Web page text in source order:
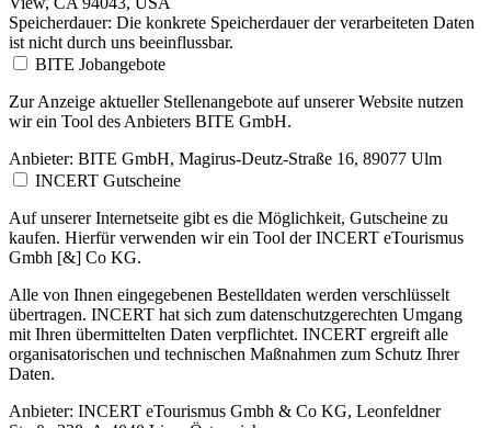
Speicherdauer: Die konkrete Speicherdauer der verarbeiteten Daten
ist nicht durch uns beeinflussbar.
BITE Jobangebote
Zur Anzeige aktueller Stellenangebote auf unserer Website nutzen
wir ein Tool des Anbieters BITE GmbH.
Anbieter: BITE GmbH, Magirus-Deutz-Straße 16, 89077 Ulm
INCERT Gutscheine
Auf unserer Internetseite gibt es die Möglichkeit, Gutscheine zu
kaufen. Hierfür verwenden wir ein Tool der INCERT eTourismus
Gmbh [&] Co KG.
Alle von Ihnen eingegebenen Bestelldaten werden verschlüsselt
übertragen. INCERT hat sich zum datenschutzgerechten Umgang
mit Ihren übermittelten Daten verpflichtet. INCERT ergreift alle
organisatorischen und technischen Maßnahmen zum Schutz Ihrer
Daten.
Anbieter: INCERT eTourismus Gmbh & Co KG, Leonfeldner